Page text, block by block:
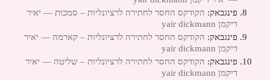
פינגבאק: הקודקס החסר לחתירה לרציונליות – סמכות — יאיר
דיקמן yair dickmann
פינגבאק: הקודקס החסר לחתירה לרציונליות – קארמה — יאיר
דיקמן yair dickmann
פינגבאק: הקודקס החסר לחתירה לרציונליות – שליטה — יאיר
דיקמן yair dickmann